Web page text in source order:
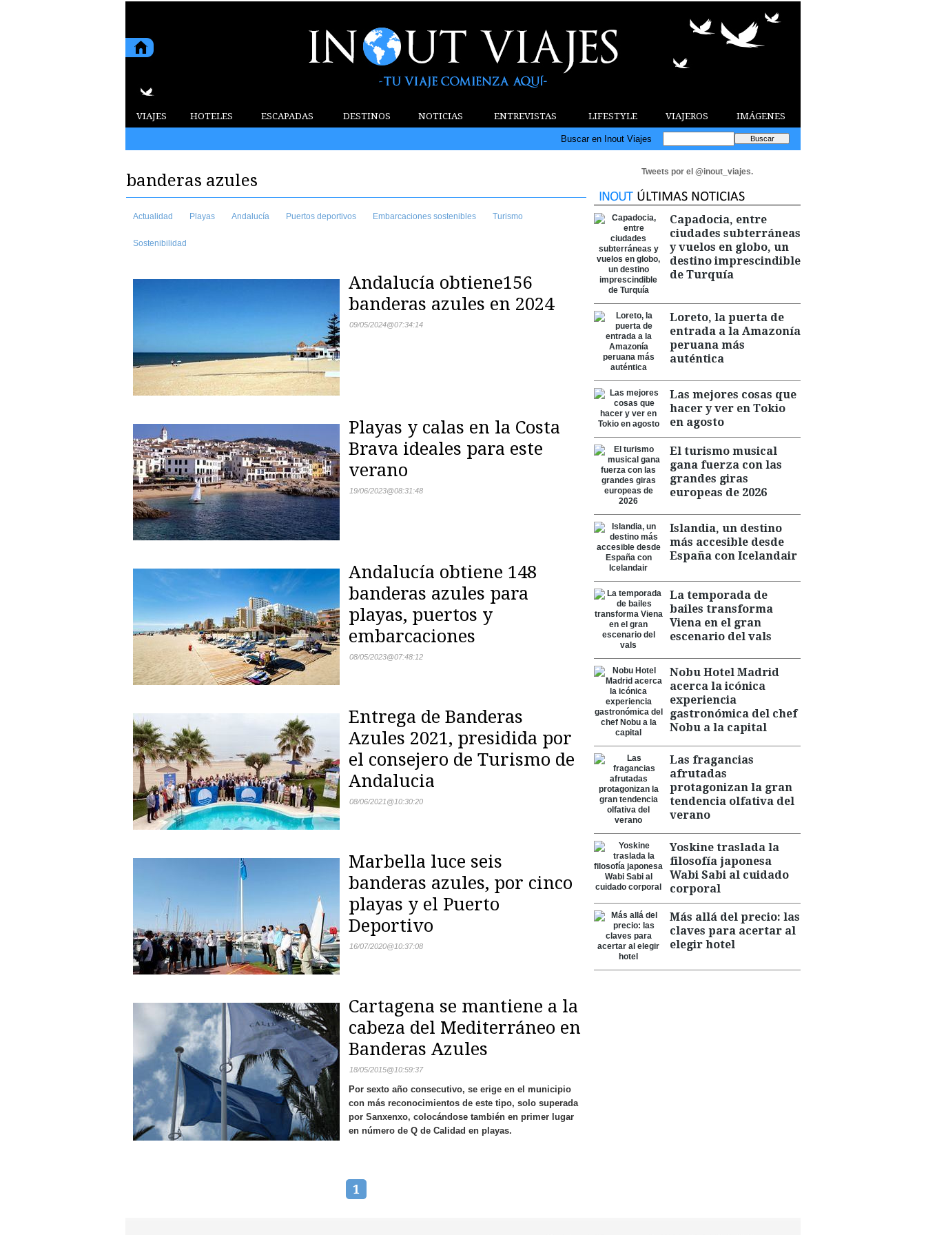
VIAJES HOTELES ESCAPADAS DESTINOS NOTICIAS ENTREVISTAS LIFESTYLE VIAJEROS IMÁGENES
Buscar en Inout Viajes
banderas azules
Actualidad Playas Andalucía Puertos deportivos Embarcaciones sostenibles Turismo
Sostenibilidad
Andalucía obtiene156
banderas azules en 2024
09/05/2024@07:34:14
Playas y calas en la Costa
Brava ideales para este
verano
19/06/2023@08:31:48
Andalucía obtiene 148
banderas azules para
playas, puertos y
embarcaciones
08/05/2023@07:48:12
Entrega de Banderas
Azules 2021, presidida por
el consejero de Turismo de
Andalucia
08/06/2021@10:30:20
Marbella luce seis
banderas azules, por cinco
playas y el Puerto
Deportivo
16/07/2020@10:37:08
Cartagena se mantiene a la
cabeza del Mediterráneo en
Banderas Azules
18/05/2015@10:59:37
Por sexto año consecutivo, se erige en el municipio
con más reconocimientos de este tipo, solo superada
por Sanxenxo, colocándose también en primer lugar
en número de Q de Calidad en playas.
1
Tweets por el @inout_viajes.
Capadocia, entre
ciudades subterráneas
y vuelos en globo, un
destino imprescindible
de Turquía
Loreto, la puerta de
entrada a la Amazonía
peruana más
auténtica
Las mejores cosas que
hacer y ver en Tokio
en agosto
El turismo musical
gana fuerza con las
grandes giras
europeas de 2026
Islandia, un destino
más accesible desde
España con Icelandair
La temporada de
bailes transforma
Viena en el gran
escenario del vals
Nobu Hotel Madrid
acerca la icónica
experiencia
gastronómica del chef
Nobu a la capital
Las fragancias
afrutadas
protagonizan la gran
tendencia olfativa del
verano
Yoskine traslada la
filosofía japonesa
Wabi Sabi al cuidado
corporal
Más allá del precio: las
claves para acertar al
elegir hotel